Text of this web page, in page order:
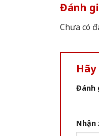
Đánh
Chưa có
Đánh
Nhận